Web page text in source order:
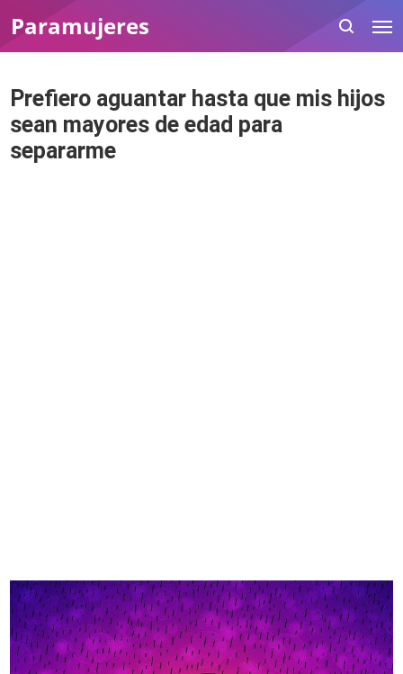
Paramujeres
Prefiero aguantar hasta que mis hijos
sean mayores de edad para
separarme